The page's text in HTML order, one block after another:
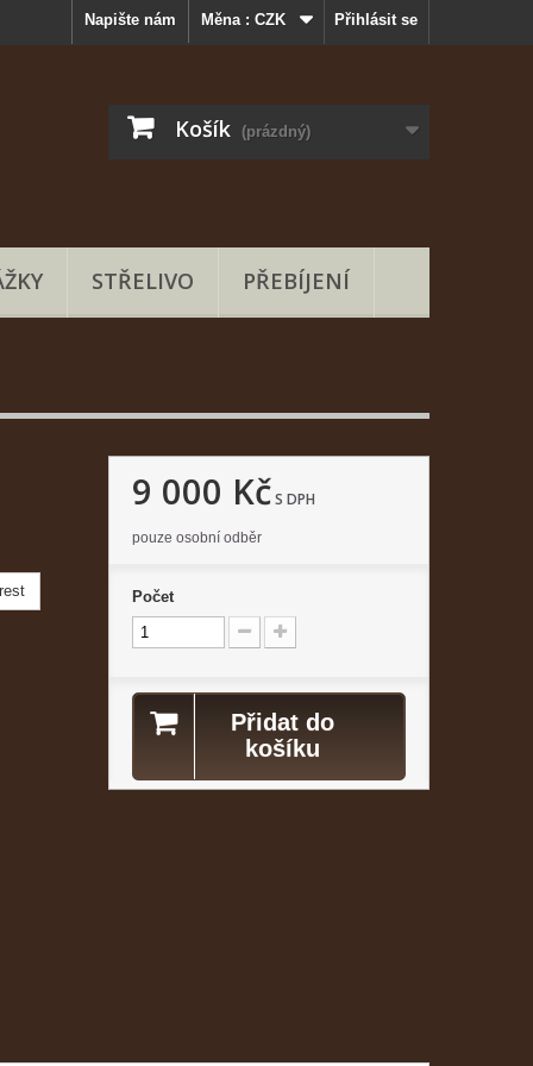
Přihlásit se
Měna : CZK
Napište nám
Košík (prázdný)
STŘELIVO PŘEBÍJENÍ
9 000 KčS DPH
pouze osobní odběr
Počet
Přidat do
košíku